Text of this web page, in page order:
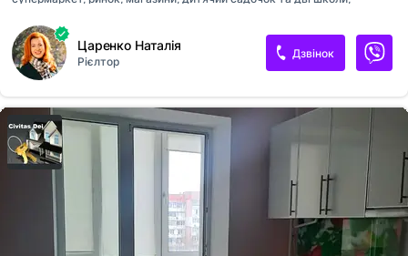
має планування 2+1, велика подвійна лоджія. В квартирі
залишаються меблі та техніка. Телефонуйте для перегляду!
Царенко Наталія
Рієлтор
Дзвінок